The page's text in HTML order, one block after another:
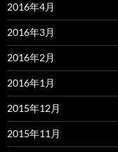
2016年4月
2016年3月
2016年2月
2016年1月
2015年12月
2015年11月